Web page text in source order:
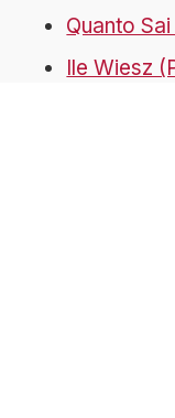
Quanto
Ile Wiesz